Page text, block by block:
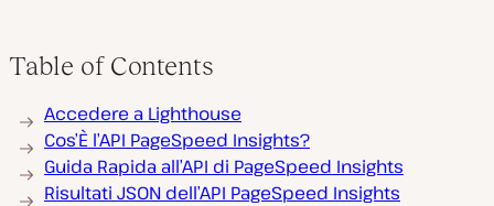
Table of Contents
Accedere a Lighthouse
Cos’È l’API PageSpeed Insights?
Guida Rapida all’API di PageSpeed Insights
Risultati JSON dell’API PageSpeed Insights